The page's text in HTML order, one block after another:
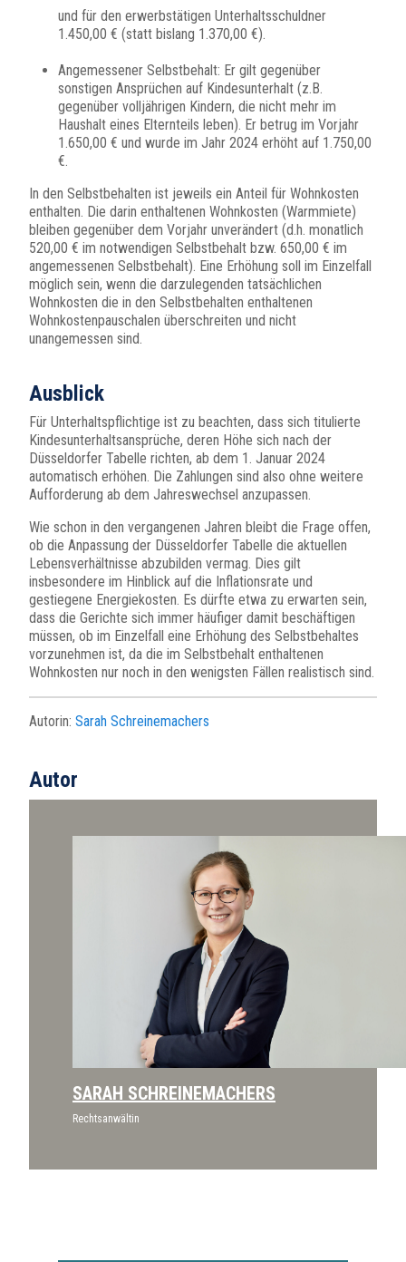
und für den erwerbstätigen Unterhaltsschuldner
1.450,00 € (statt bislang 1.370,00 €).
Angemessener Selbstbehalt: Er gilt gegenüber
sonstigen Ansprüchen auf Kindesunterhalt (z.B.
gegenüber volljährigen Kindern, die nicht mehr im
Haushalt eines Elternteils leben). Er betrug im Vorjahr
1.650,00 € und wurde im Jahr 2024 erhöht auf 1.750,00
€.
In den Selbstbehalten ist jeweils ein Anteil für Wohnkosten
enthalten. Die darin enthaltenen Wohnkosten (Warmmiete)
bleiben gegenüber dem Vorjahr unverändert (d.h. monatlich
520,00 € im notwendigen Selbstbehalt bzw. 650,00 € im
angemessenen Selbstbehalt). Eine Erhöhung soll im Einzelfall
möglich sein, wenn die darzulegenden tatsächlichen
Wohnkosten die in den Selbstbehalten enthaltenen
Wohnkostenpauschalen überschreiten und nicht
unangemessen sind.
Ausblick
Für Unterhaltspflichtige ist zu beachten, dass sich titulierte
Kindesunterhaltsansprüche, deren Höhe sich nach der
Düsseldorfer Tabelle richten, ab dem 1. Januar 2024
automatisch erhöhen. Die Zahlungen sind also ohne weitere
Aufforderung ab dem Jahreswechsel anzupassen.
Wie schon in den vergangenen Jahren bleibt die Frage offen,
ob die Anpassung der Düsseldorfer Tabelle die aktuellen
Lebensverhältnisse abzubilden vermag. Dies gilt
insbesondere im Hinblick auf die Inflationsrate und
gestiegene Energiekosten. Es dürfte etwa zu erwarten sein,
dass die Gerichte sich immer häufiger damit beschäftigen
müssen, ob im Einzelfall eine Erhöhung des Selbstbehaltes
vorzunehmen ist, da die im Selbstbehalt enthaltenen
Wohnkosten nur noch in den wenigsten Fällen realistisch sind.
Autorin: Sarah Schreinemachers
Autor
SARAH SCHREINEMACHERS
Rechtsanwältin